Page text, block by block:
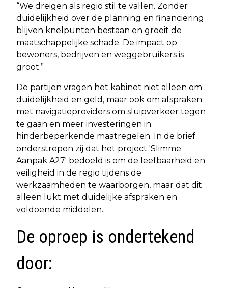
“We dreigen als regio stil te vallen. Zonder
duidelijkheid over de planning en financiering
blijven knelpunten bestaan en groeit de
maatschappelijke schade. De impact op
bewoners, bedrijven en weggebruikers is
groot.”
De partijen vragen het kabinet niet alleen om
duidelijkheid en geld, maar ook om afspraken
met navigatieproviders om sluipverkeer tegen
te gaan en meer investeringen in
hinderbeperkende maatregelen. In de brief
onderstrepen zij dat het project 'Slimme
Aanpak A27' bedoeld is om de leefbaarheid en
veiligheid in de regio tijdens de
werkzaamheden te waarborgen, maar dat dit
alleen lukt met duidelijke afspraken en
voldoende middelen.
De oproep is ondertekend
door: